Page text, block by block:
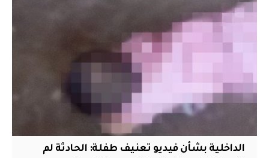
الداخلية بشأن فيديو تعنيف طفلة: الحادثة لم